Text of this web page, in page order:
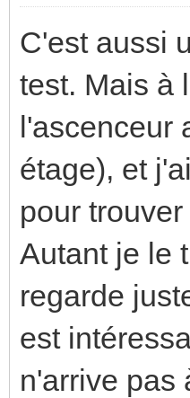
C'est aussi
test. Mais à
l'ascenceur
étage), et
pour
Autant je le
regarde
est
n'arrive pas